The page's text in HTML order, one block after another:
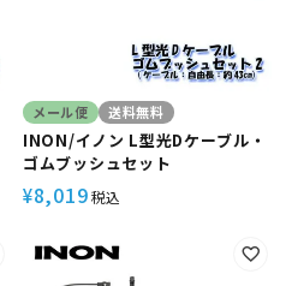
メール便 送料無料
INON/イノン L型光Dケーブル・
ゴムブッシュセット
¥8,019税込